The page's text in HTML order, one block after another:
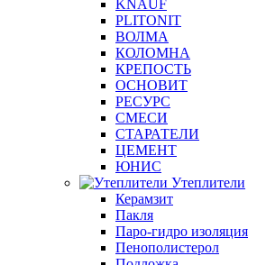
KNAUF
PLITONIT
ВОЛМА
КОЛОМНА
КРЕПОСТЬ
ОСНОВИТ
РЕСУРС
СМЕСИ
СТАРАТЕЛИ
ЦЕМЕНТ
ЮНИС
Утеплители
Керамзит
Пакля
Паро-гидро изоляция
Пенополистерол